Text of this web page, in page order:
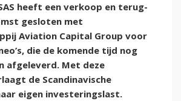
heeft een verkoop en terug-
gesloten met
Aviation Capital Group voor
die de komende tijd nog
afgeleverd. Met deze
de Scandinavische
eigen investeringslast.